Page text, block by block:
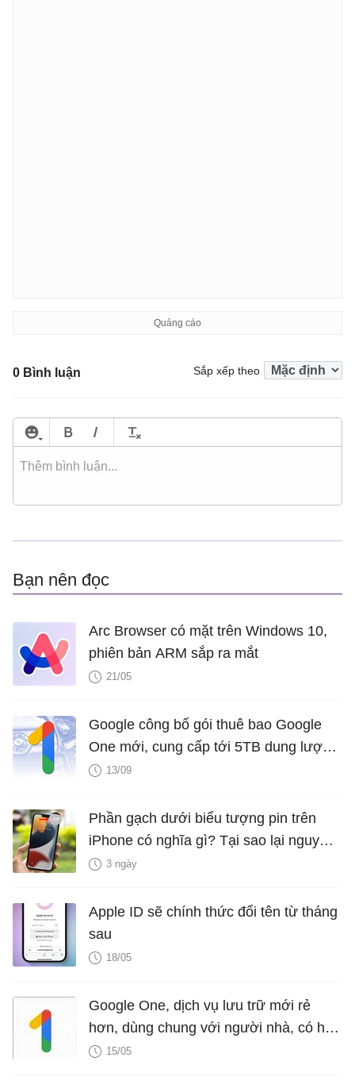
0 Bình luận Sắp xếp theo
Bạn nên đọc
Arc Browser có mặt trên Windows 10,
phiên bản ARM sắp ra mắt
21/05
Google công bố gói thuê bao Google
One mới, cung cấp tới 5TB dung lượng
lưu trữ
13/09
Phần gạch dưới biểu tượng pin trên
iPhone có nghĩa gì? Tại sao lại nguy
hiểm?
3 ngày
Apple ID sẽ chính thức đổi tên từ tháng
sau
18/05
Google One, dịch vụ lưu trữ mới rẻ
hơn, dùng chung với người nhà, có hỗ
trợ trực tuyến
15/05